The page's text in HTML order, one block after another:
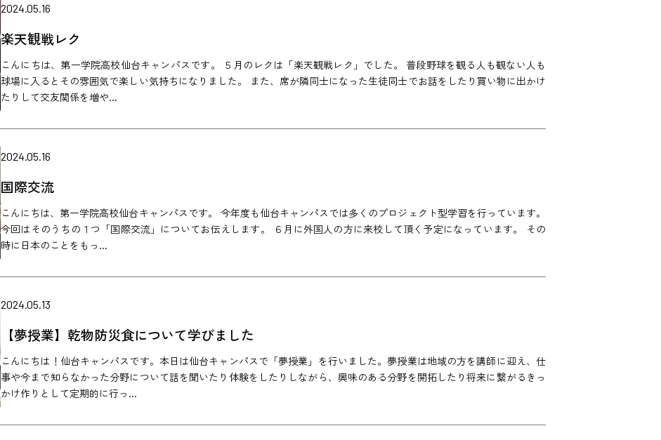
2024.05.16
楽天観戦レク
こんにちは、第一学院高校仙台キャンパスです。 ５月のレクは「楽天観戦レク」でした。 普段野球を観る人も観ない人も
球場に入るとその雰囲気で楽しい気持ちになりました。 また、席が隣同士になった生徒同士でお話をしたり買い物に出かけ
たりして交友関係を増や...
2024.05.16
国際交流
こんにちは、第一学院高校仙台キャンパスです。 今年度も仙台キャンパスでは多くのプロジェクト型学習を行っています。
今回はそのうちの１つ「国際交流」についてお伝えします。 ６月に外国人の方に来校して頂く予定になっています。 その
時に日本のことをもっ...
2024.05.13
【夢授業】乾物防災食について学びました
こんにちは！仙台キャンパスです。本日は仙台キャンパスで「夢授業」を行いました。夢授業は地域の方を講師に迎え、仕
事や今まで知らなかった分野について話を聞いたり体験をしたりしながら、興味のある分野を開拓したり将来に繋がるきっ
かけ作りとして定期的に行っ...